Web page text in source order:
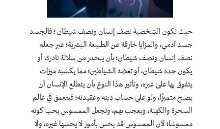
حيث تكون الشخصية نصف إنسان ونصف شيطان ؛ فالجسد
جسد آدمي، والمزايا خارقة عن الطبيعة البشرية؛ عبر جعله
نصف إنسان ونصف شيطان؛ بأن ينحدر من سلالة نادرة، أو
يكون جده شيطان، أو تعضه الشياطين؛ مما يكسبه ميزات
يتفوق بها علىٰ غيره، وتأثير هذا النوع بأن يتطلع الإنسان أن
يصبح متميزًا، ولو علىٰ حساب دينه وعقيدته؛ فيتعمق في عالم
السحرة والكهنة، ويعجب بهم، وتجعل الممسوس يحب كونه
ممسوسًا؛ لأن الممسوس قد يحس بأمور لا يحسها غيره، ولا